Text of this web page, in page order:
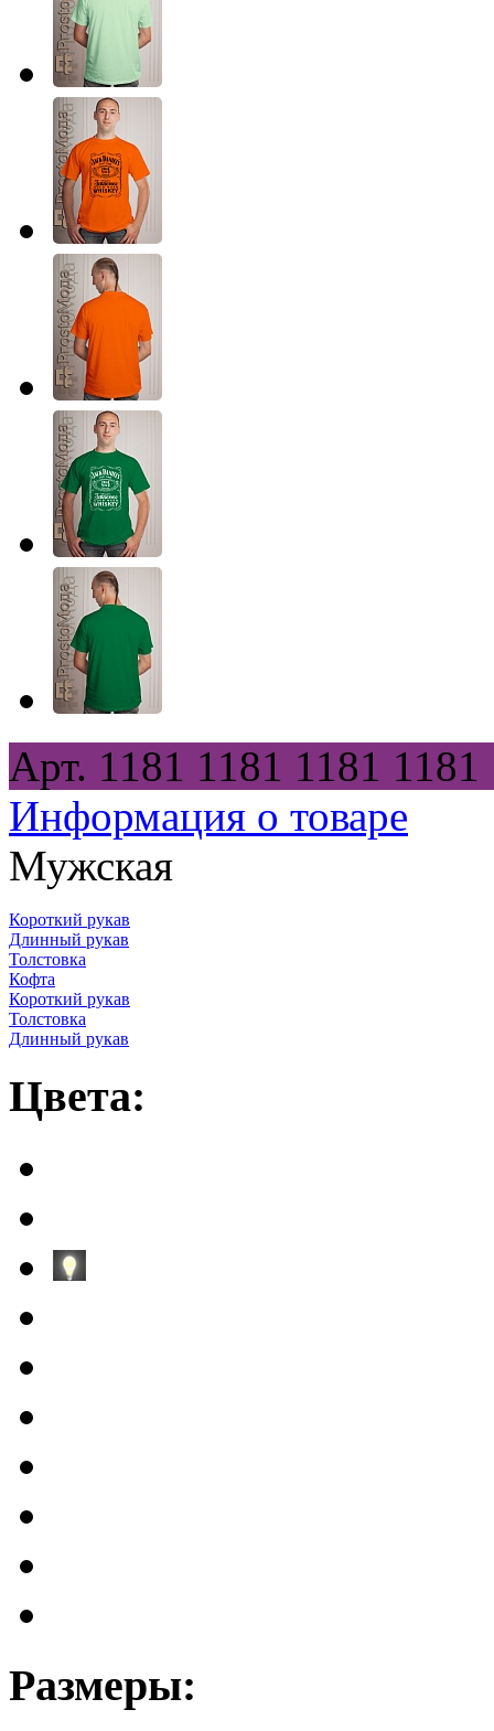
Арт. 1181 1181 1181 1181
Информация о товаре
Мужская
Короткий рукав
Длинный рукав
Толстовка
Кофта
Короткий рукав
Толстовка
Длинный рукав
Цвета:
Размеры: